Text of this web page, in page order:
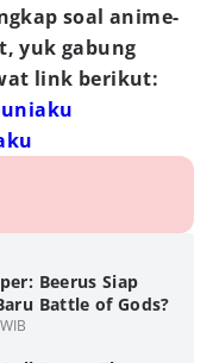
soal anime-
yuk gabung
link berikut:
Beerus Siap
Battle of Gods?